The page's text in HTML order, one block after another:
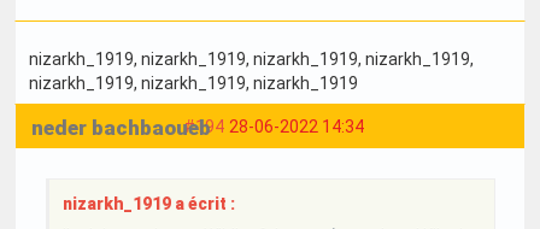
nizarkh_1919, nizarkh_1919, nizarkh_1919, nizarkh_1919,
nizarkh_1919, nizarkh_1919, nizarkh_1919
#194 28-06-2022 14:34
neder bachbaoueb
nizarkh_1919 a écrit :